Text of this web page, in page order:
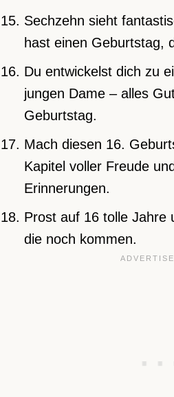
Sechzehn sieht
hast einen Geburtstag,
Du entwickelst dich zu
jungen Dame – alles
Geburtstag.
Mach diesen 16.
Kapitel voller Freude
Erinnerungen.
Prost auf 16 tolle Jahre
die noch kommen.